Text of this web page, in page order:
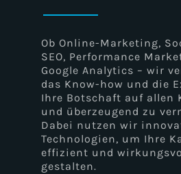
Ob Online-Marketing,
SEO, Performance
Google Analytics – wir
das Know-how und die
Ihre Botschaft auf allen
und überzeugend zu
Dabei nutzen wir
Technologien, um Ihre
effizient und
gestalten.
Webdesign und
E-Commerce